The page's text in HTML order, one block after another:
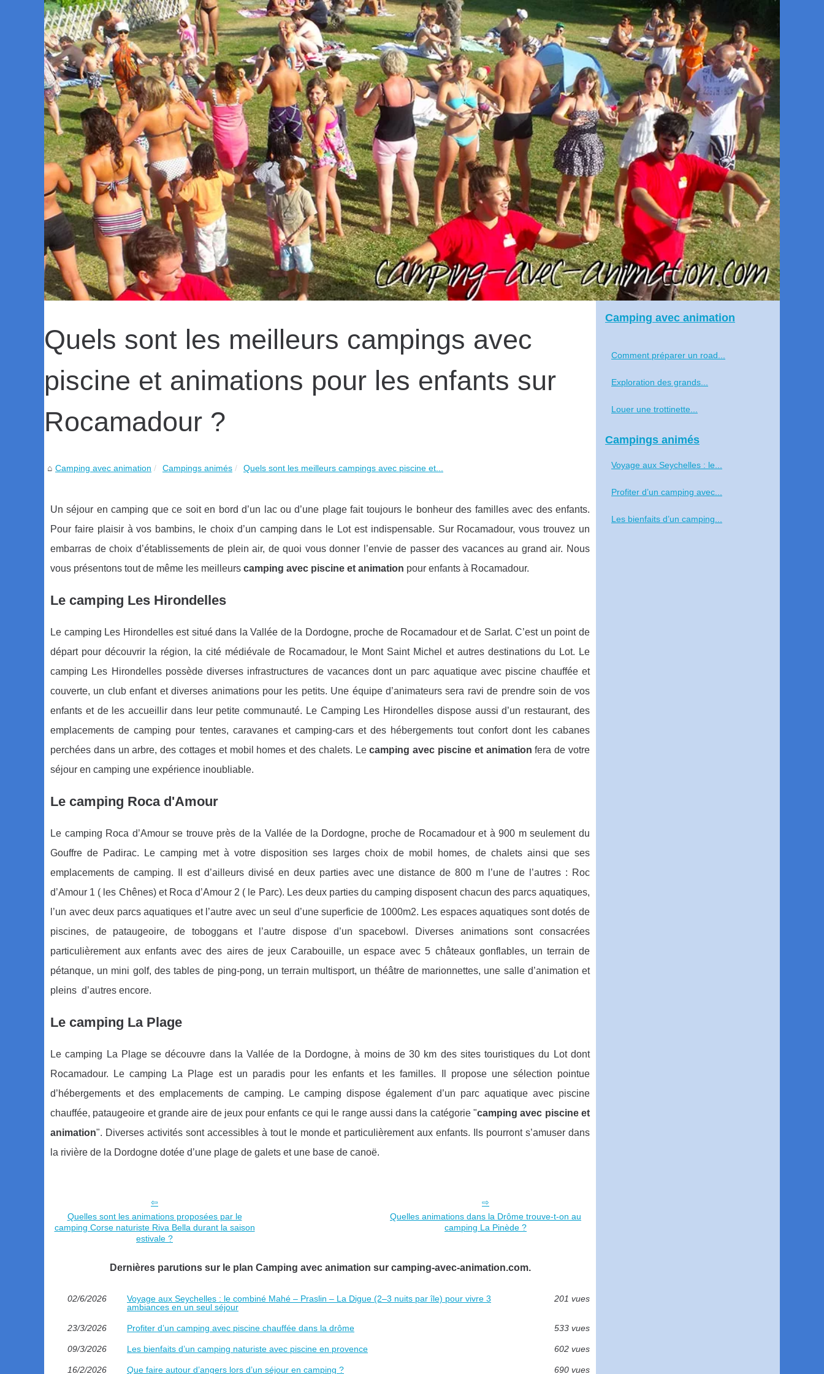
Quels sont les meilleurs campings avec
piscine et animations pour les enfants sur
Rocamadour ?
Camping avec animation Campings animés Quels sont les meilleurs campings avec piscine et...
Un séjour en camping que ce soit en bord d’un lac ou d’une plage fait toujours le bonheur des familles avec des enfants.
Pour faire plaisir à vos bambins, le choix d’un camping dans le Lot est indispensable. Sur Rocamadour, vous trouvez un
embarras de choix d’établissements de plein air, de quoi vous donner l’envie de passer des vacances au grand air. Nous
vous présentons tout de même les meilleurs camping avec piscine et animation pour enfants à Rocamadour.
Le camping Les Hirondelles
Le camping Les Hirondelles est situé dans la Vallée de la Dordogne, proche de Rocamadour et de Sarlat. C’est un point de
départ pour découvrir la région, la cité médiévale de Rocamadour, le Mont Saint Michel et autres destinations du Lot. Le
camping Les Hirondelles possède diverses infrastructures de vacances dont un parc aquatique avec piscine chauffée et
couverte, un club enfant et diverses animations pour les petits. Une équipe d’animateurs sera ravi de prendre soin de vos
enfants et de les accueillir dans leur petite communauté. Le Camping Les Hirondelles dispose aussi d’un restaurant, des
emplacements de camping pour tentes, caravanes et camping-cars et des hébergements tout confort dont les cabanes
perchées dans un arbre, des cottages et mobil homes et des chalets. Lecamping avec piscine et animation fera de votre
séjour en camping une expérience inoubliable.
Le camping Roca d'Amour
Le camping Roca d’Amour se trouve près de la Vallée de la Dordogne, proche de Rocamadour et à 900 m seulement du
Gouffre de Padirac. Le camping met à votre disposition ses larges choix de mobil homes, de chalets ainsi que ses
emplacements de camping. Il est d’ailleurs divisé en deux parties avec une distance de 800 m l’une de l’autres : Roc
d’Amour 1 ( les Chênes) et Roca d’Amour 2 ( le Parc). Les deux parties du camping disposent chacun des parcs aquatiques,
l’un avec deux parcs aquatiques et l’autre avec un seul d’une superficie de 1000m2. Les espaces aquatiques sont dotés de
piscines, de pataugeoire, de toboggans et l’autre dispose d’un spacebowl. Diverses animations sont consacrées
particulièrement aux enfants avec des aires de jeux Carabouille, un espace avec 5 châteaux gonflables, un terrain de
pétanque, un mini golf, des tables de ping-pong, un terrain multisport, un théâtre de marionnettes, une salle d’animation et
pleins d’autres encore.
Le camping La Plage
Le camping La Plage se découvre dans la Vallée de la Dordogne, à moins de 30 km des sites touristiques du Lot dont
Rocamadour. Le camping La Plage est un paradis pour les enfants et les familles. Il propose une sélection pointue
d’hébergements et des emplacements de camping. Le camping dispose également d’un parc aquatique avec piscine
chauffée, pataugeoire et grande aire de jeux pour enfants ce qui le range aussi dans la catégorie "camping avec piscine et
animation". Diverses activités sont accessibles à tout le monde et particulièrement aux enfants. Ils pourront s’amuser dans
la rivière de la Dordogne dotée d’une plage de galets et une base de canoë.
Quelles sont les animations proposées par le
camping Corse naturiste Riva Bella durant la saison
estivale ?
Quelles animations dans la Drôme trouve-t-on au
camping La Pinède ?
Dernières parutions sur le plan Camping avec animation sur camping-avec-animation.com.
02/6/2026
Voyage aux Seychelles : le combiné Mahé – Praslin – La Digue (2–3 nuits par île) pour vivre 3
ambiances en un seul séjour
201 vues
23/3/2026 Profiter d’un camping avec piscine chauffée dans la drôme 533 vues
09/3/2026 Les bienfaits d’un camping naturiste avec piscine en provence 602 vues
16/2/2026 Que faire autour d’angers lors d’un séjour en camping ? 690 vues
Camping avec animation
Comment préparer un road...
Exploration des grands...
Louer une trottinette...
Campings animés
Voyage aux Seychelles : le...
Profiter d’un camping avec...
Les bienfaits d’un camping...